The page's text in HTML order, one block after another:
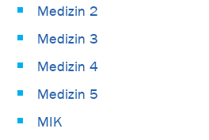
Medizin 2
Medizin 3
Medizin 4
Medizin 5
MIK